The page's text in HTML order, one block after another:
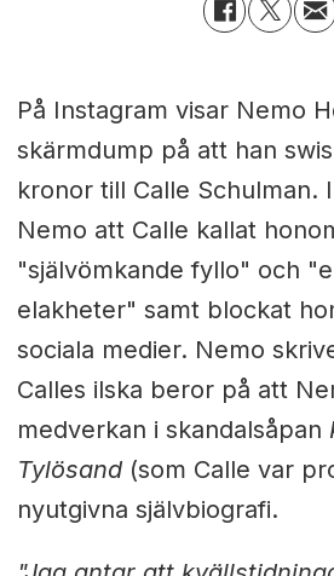
På Instagram visar Nemo
skärmdump på att han
kronor till Calle Schulman.
Nemo att Calle kallat
"självömkande fyllo" och
elakheter" samt blockat
sociala medier. Nemo
Calles ilska beror på att
medverkan i skandalsåpan
Tylösand(som Calle var
nyutgivna självbiografi.